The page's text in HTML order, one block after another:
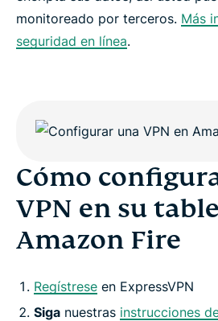
monitoreado por terceros. Más
seguridad en línea.
Cómo
VPN en su
Amazon Fire
Regístrese en ExpressVPN
Siga nuestras instrucciones